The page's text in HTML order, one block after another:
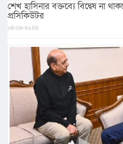
শেখ হাসিনার বক্তব্যে বিদ্বেষ না
প্রসিকিউটর
০৪/০৮/২০২৬